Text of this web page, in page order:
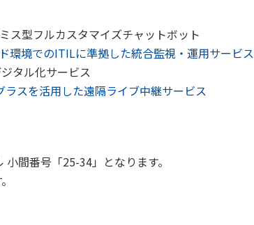
ス型フルカスタマイズチャットボット
環境でのITILに準拠した統合監視・運用サービス
タル化サービス
ラスを活用した遠隔ライブ中継サービス
間番号「25-34」となります。